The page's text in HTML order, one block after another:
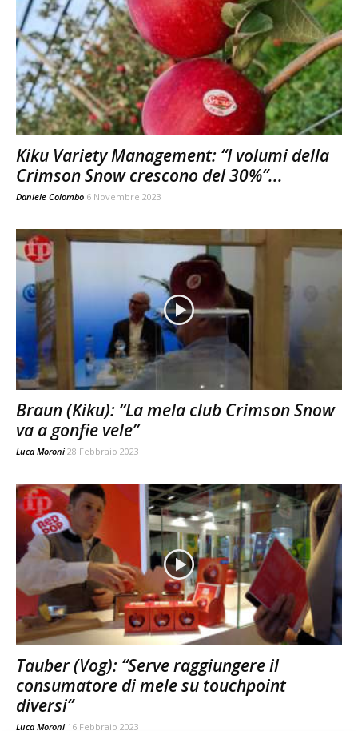
Kiku Variety Management: “I volumi della
Crimson Snow crescono del 30%”...
Daniele Colombo 6 Novembre 2023
Braun (Kiku): “La mela club Crimson Snow
va a gonfie vele”
Luca Moroni 28 Febbraio 2023
Tauber (Vog): “Serve raggiungere il
consumatore di mele su touchpoint
diversi”
Luca Moroni 16 Febbraio 2023